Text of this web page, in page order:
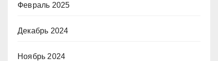
Февраль 2025
Декабрь 2024
Ноябрь 2024